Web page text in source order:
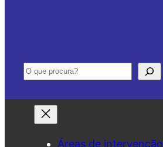
Pesquisar
Áreas de intervenção